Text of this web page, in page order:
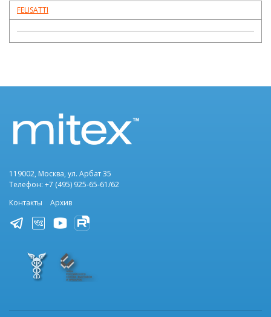
FELISATTI
119002, Москва, ул. Арбат 35
Телефон: +7 (495) 925-65-61/62
Контакты
Архив